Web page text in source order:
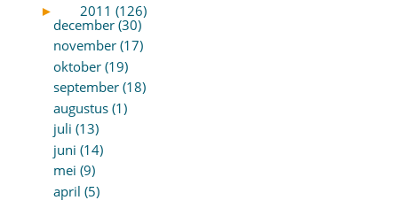
►
2011 (126)
december (30)
november (17)
oktober (19)
september (18)
augustus (1)
juli (13)
juni (14)
mei (9)
april (5)